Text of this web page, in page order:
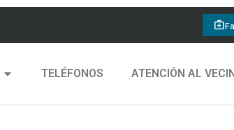
medical_services
TELÉFONOS ATENCIÓN AL